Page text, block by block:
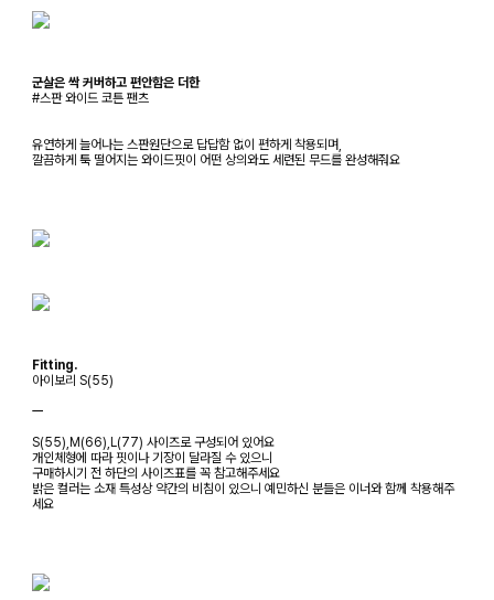
군살은 싹 커버하고 편안함은 더한
#스판 와이드 코튼 팬츠
유연하게 늘어나는 스판원단으로 답답함 없이 편하게 착용되며,
깔끔하게 툭 떨어지는 와이드핏이 어떤 상의와도 세련된 무드를 완성해줘요
Fitting.
아이보리 S(55)
ㅡ
S(55),M(66),L(77) 사이즈로 구성되어 있어요
개인체형에 따라 핏이나 기장이 달라질 수 있으니
구매하시기 전 하단의 사이즈표를 꼭 참고해주세요
밝은 컬러는 소재 특성상 약간의 비침이 있으니 예민하신 분들은 이너와 함께 착용해주
세요